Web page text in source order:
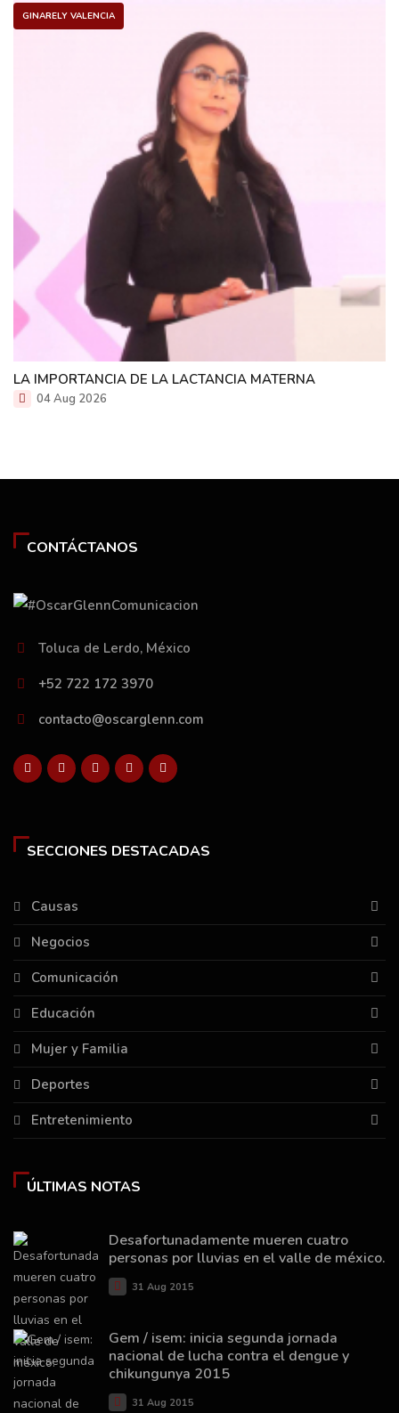
GINARELY VALENCIA
LA IMPORTANCIA DE LA LACTANCIA MATERNA
04 Aug 2026
CONTÁCTANOS
Toluca de Lerdo, México
+52 722 172 3970
contacto@oscarglenn.com
SECCIONES DESTACADAS
Causas
Negocios
Comunicación
Educación
Mujer y Familia
Deportes
Entretenimiento
ÚLTIMAS NOTAS
Desafortunadamente mueren cuatro
personas por lluvias en el valle de méxico.
31 Aug 2015
Gem / isem: inicia segunda jornada
nacional de lucha contra el dengue y
chikungunya 2015
31 Aug 2015